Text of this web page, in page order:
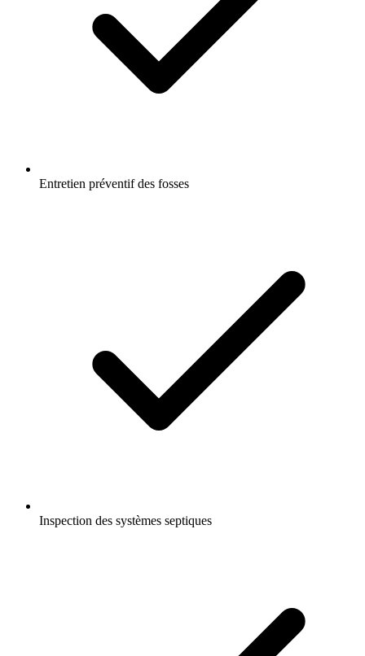
Entretien préventif des fosses
Inspection des systèmes septiques